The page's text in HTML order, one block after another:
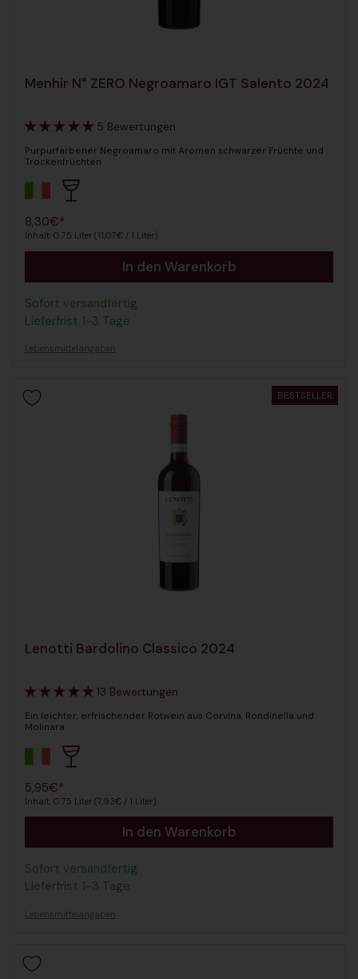
Menhir N° ZERO Negroamaro IGT Salento 2024
5 Bewertungen
Purpurfarbener Negroamaro mit Aromen schwarzer Früchte und
Trockenfrüchten
Regulärer Preis
8,30€*
Inhalt: 0.75 Liter (11,07€ / 1 Liter)
In den Warenkorb
Sofort versandfertig
Lieferfrist 1-3 Tage
Lebensmittelangaben
Lenotti Bardolino Classico 2024
13 Bewertungen
Ein leichter, erfrischender Rotwein aus Corvina, Rondinella und
Molinara
Regulärer Preis
5,95€*
Inhalt: 0.75 Liter (7,93€ / 1 Liter)
In den Warenkorb
Sofort versandfertig
Lieferfrist 1-3 Tage
Lebensmittelangaben
BESTSELLER